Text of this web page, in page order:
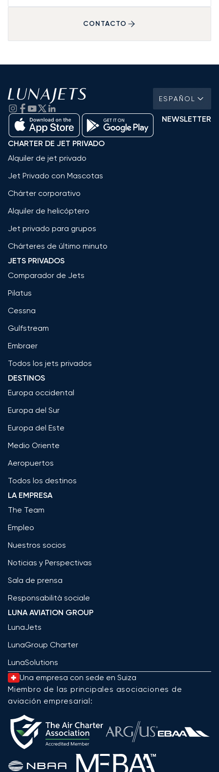
CONTACTO
ESPAÑOL
NEWSLETTER
CHARTER DE JET PRIVADO
Alquiler de jet privado
Jet Privado con Mascotas
Chárter corporativo
Alquiler de helicóptero
Jet privado para grupos
Chárteres de último minuto
JETS PRIVADOS
Comparador de Jets
Pilatus
Cessna
Gulfstream
Embraer
Todos los jets privados
DESTINOS
Europa occidental
Europa del Sur
Europa del Este
Medio Oriente
Aeropuertos
Todos los destinos
LA EMPRESA
The Team
Empleo
Nuestros socios
Noticias y Perspectivas
Sala de prensa
Responsabilità sociale
LUNA AVIATION GROUP
LunaJets
LunaGroup Charter
LunaSolutions
Una empresa con sede en Suiza
Miembro de las principales asociaciones de
aviación empresarial: